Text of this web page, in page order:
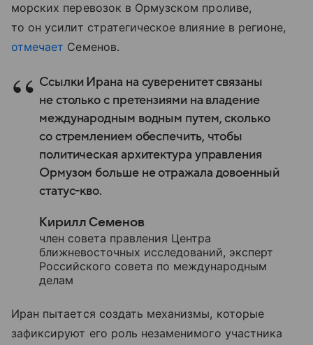
морских перевозок в Ормузском проливе,
то он усилит стратегическое влияние в регионе,
отмечает Семенов.
Ссылки Ирана на суверенитет связаны
не столько с претензиями на владение
международным водным путем, сколько
со стремлением обеспечить, чтобы
политическая архитектура управления
Ормузом больше не отражала довоенный
статус-кво.
Кирилл Семенов
член совета правления Центра
ближневосточных исследований, эксперт
Российского совета по международным
делам
Иран пытается создать механизмы, которые
зафиксируют его роль незаменимого участника